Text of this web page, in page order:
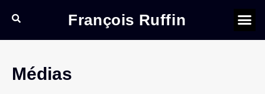
François Ruffin
Médias